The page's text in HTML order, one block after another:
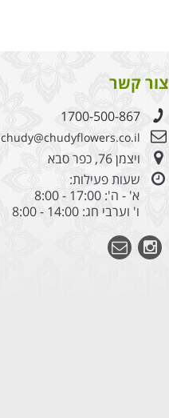
צור קשר
1700-500-867
chudy@chudyflowers.co.il
ויצמן 76, כפר סבא
שעות פעילות:
א' - ה': 17:00 - 8:00
ו' וערבי חג: 14:00 - 8:00